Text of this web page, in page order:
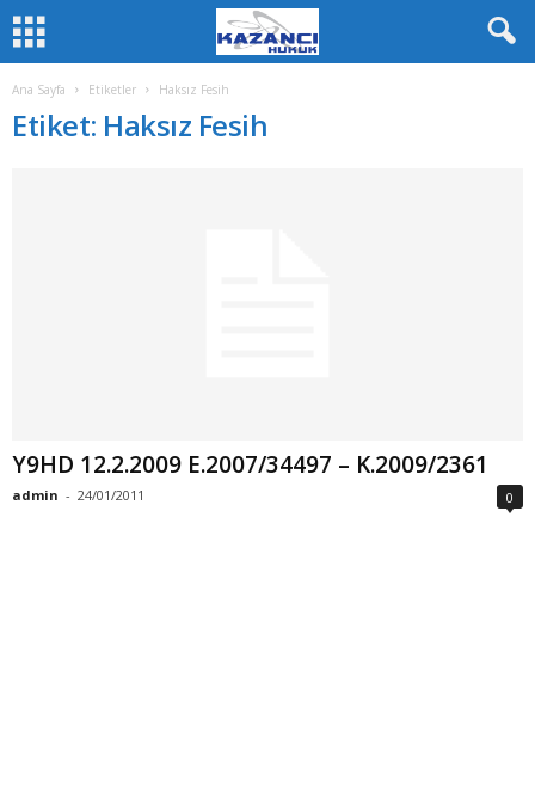
Ana Sayfa Etiketler Haksız Fesih
Etiket: Haksız Fesih
Y9HD 12.2.2009 E.2007/34497 – K.2009/2361
admin - 24/01/2011 0